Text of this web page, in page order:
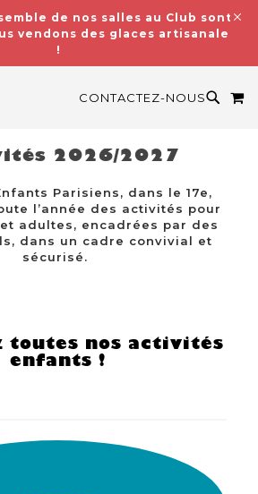
de nos salles au Club sont
vendons des glaces artisanales
!
CONTACTEZ-NOUS
2026/2027
Parisiens, dans le 17e,
l’année des activités pour
adultes, encadrées par des
dans un cadre convivial et
sécurisé.
toutes nos activités
enfants !